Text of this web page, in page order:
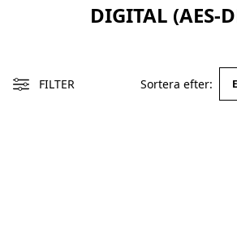
DIGITAL (AES-
FILTER Sortera efter: